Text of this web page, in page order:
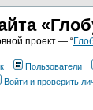
проект — “
Пользователи
Войти и проверить